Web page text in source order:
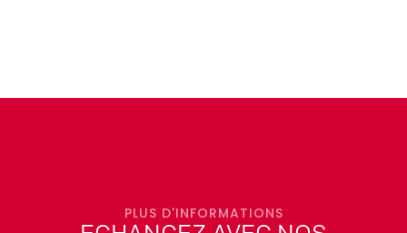
Cet article explore le concept d'obfuscation, les
PLUS D'INFORMATIONS